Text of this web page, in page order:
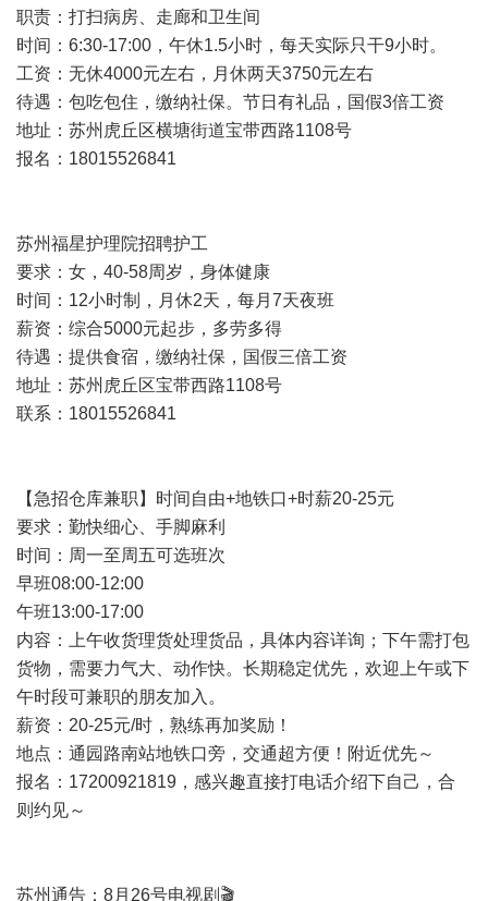
职责：打扫病房、走廊和卫生间
时间：6:30-17:00，午休1.5小时，每天实际只干9小时。
工资：无休4000元左右，月休两天3750元左右
待遇：包吃包住，缴纳社保。节日有礼品，国假3倍工资
地址：苏州虎丘区横塘街道宝带西路1108号
报名：18015526841
苏州福星护理院招聘护工
要求：女，40-58周岁，身体健康
时间：12小时制，月休2天，每月7天夜班
薪资：综合5000元起步，多劳多得
待遇：提供食宿，缴纳社保，国假三倍工资
地址：苏州虎丘区宝带西路1108号
联系：18015526841
【急招仓库兼职】时间自由+地铁口+时薪20-25元
要求：勤快细心、手脚麻利
时间：周一至周五可选班次
早班08:00-12:00
午班13:00-17:00
内容：上午收货理货处理货品，具体内容详询；下午需打包
货物，需要力气大、动作快。长期稳定优先，欢迎上午或下
午时段可兼职的朋友加入。
薪资：20-25元/时，熟练再加奖励！
地点：通园路南站地铁口旁，交通超方便！附近优先～
报名：17200921819，感兴趣直接打电话介绍下自己，合
则约见～
苏州通告：8月26号电视剧🎬